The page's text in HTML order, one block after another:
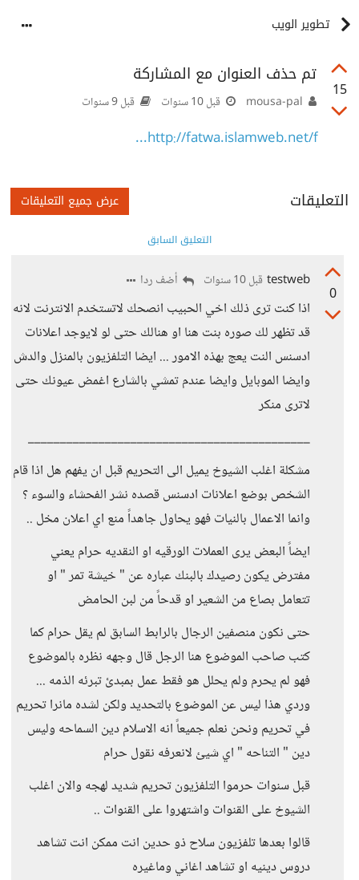
تطوير الويب
15
تم حذف العنوان مع المشاركة
قبل 10 سنوات قبل 9 سنوات
http://fatwa.islamweb.net/f...
التعليقات عرض جميع التعليقات
التعليق السابق
0
testweb قبل 10 سنوات أضف ردا
اذا كنت ترى ذلك اخي الحبيب انصحك لاتستخدم الانترنت لانه
قد تظهر لك صوره بنت هنا او هنالك حتى لو لايوجد اعلانات
ادسنس النت يعج بهذه الامور ... ايضا التلفزيون بالمنزل والدش
وايضا الموبايل وايضا عندم تمشي بالشارع اغمض عيونك حتى
لاترى منكر
____________________________________________
مشكلة اغلب الشيوخ يميل الى التحريم قبل ان يفهم هل اذا قام
الشخص بوضع اعلانات ادسنس قصده نشر الفحشاء والسوء ؟
وانما الاعمال بالنيات فهو يحاول جاهداً منع اي اعلان مخل ..
ايضاً البعض يرى العملات الورقيه او النقديه حرام يعني
مفترض يكون رصيدك بالبنك عباره عن " خيشة تمر " او
تتعامل بصاع من الشعير او قدحاً من لبن الحامض
حتى نكون منصفين الرجال بالرابط السابق لم يقل حرام كما
كتب صاحب الموضوع هنا الرجل قال وجهه نظره بالموضوع
فهو لم يحرم ولم يحلل هو فقط عمل بمبدئ تبرئه الذمه ...
وردي هذا ليس عن الموضوع بالتحديد ولكن لشده مانرا تحريم
في تحريم ونحن نعلم جميعاً انه الاسلام دين السماحه وليس
دين " التناحه " اي شيئ لانعرفه نقول حرام
قبل سنوات حرموا التلفزيون تحريم شديد لهجه والان اغلب
الشيوخ على القنوات واشتهروا على القنوات ..
قالوا بعدها تلفزيون سلاح ذو حدين انت ممكن انت تشاهد
دروس دينيه او تشاهد اغاني وماغيره